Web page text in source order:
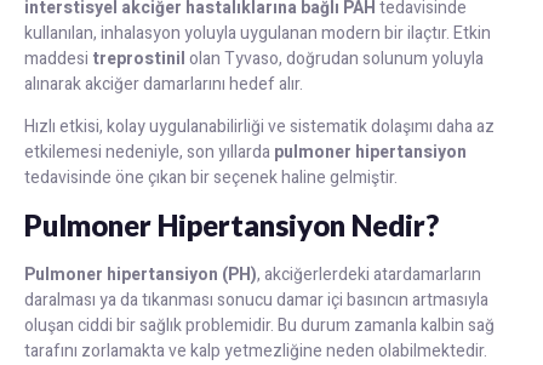
interstisyel akciğer hastalıklarına bağlı PAHtedavisinde
kullanılan, inhalasyon yoluyla uygulanan modern bir ilaçtır. Etkin
maddesi treprostinilolan Tyvaso, doğrudan solunum yoluyla
alınarak akciğer damarlarını hedef alır.
Hızlı etkisi, kolay uygulanabilirliği ve sistematik dolaşımı daha az
etkilemesi nedeniyle, son yıllardapulmoner hipertansiyon
tedavisinde öne çıkan bir seçenek haline gelmiştir.
Pulmoner Hipertansiyon Nedir?
Pulmoner hipertansiyon (PH), akciğerlerdeki atardamarların
daralması ya da tıkanması sonucu damar içi basıncın artmasıyla
oluşan ciddi bir sağlık problemidir. Bu durum zamanla kalbin sağ
tarafını zorlamakta ve kalp yetmezliğine neden olabilmektedir.